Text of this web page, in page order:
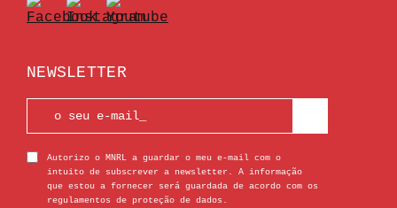
NEWSLETTER
Autorizo o MNRL a guardar o meu e-mail com o
intuito de subscrever a newsletter. A informação
que estou a fornecer será guardada de acordo com os
regulamentos de proteção de dados.